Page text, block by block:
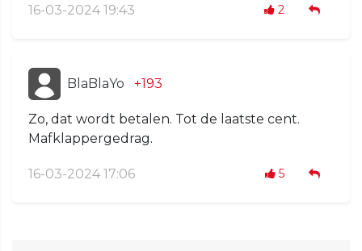
16-03-2024 19:43 2
BlaBlaYo +193
Zo, dat wordt betalen. Tot de laatste cent.
Mafklappergedrag.
16-03-2024 17:06 5